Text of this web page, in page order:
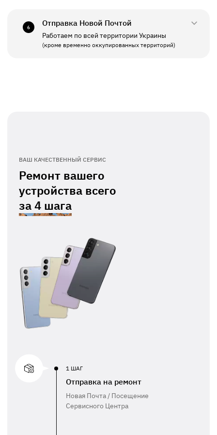
ПН - ПТ
11:00 - 19:00
Выходной
6 Отправка Новой Почтой
Работаем по всей территории Украины
(кроме временно оккупированных территорий)
ВАШ КАЧЕСТВЕННЫЙ СЕРВИС
Ремонт вашего
устройства всего
за4 шага
1 ШАГ
Отправка на ремонт
Новая Почта / Посещение
Сервисного Центра